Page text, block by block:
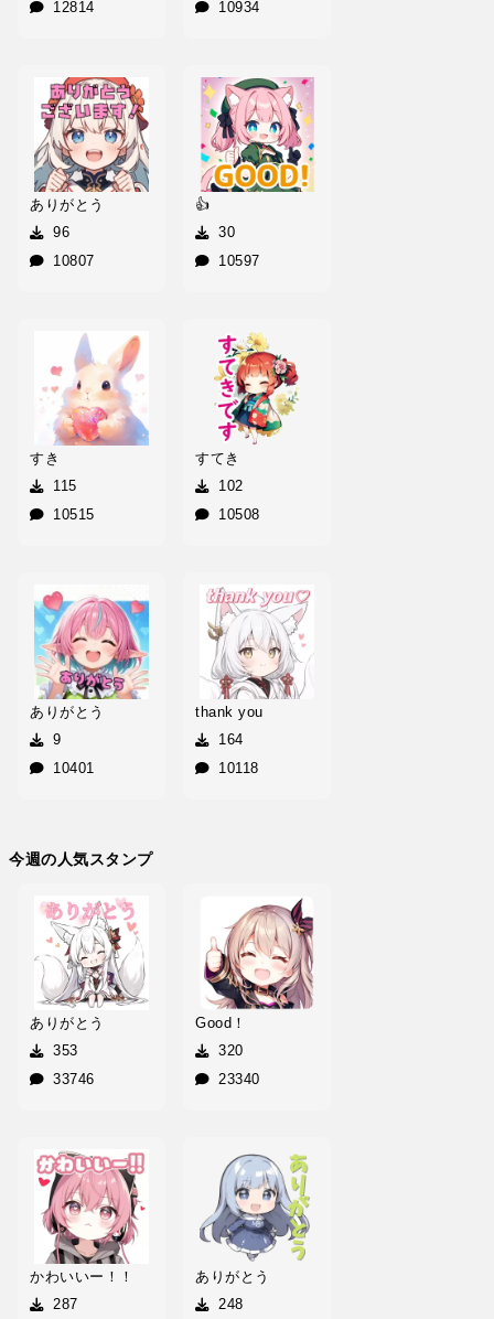
12814 10934
ありがとう
96
10807
👍
30
10597
すき
115
10515
すてき
102
10508
ありがとう
9
10401
thank you
164
10118
今週の人気スタンプ
ありがとう
353
33746
Good！
320
23340
かわいいー！！
287
ありがとう
248